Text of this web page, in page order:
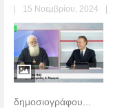
| 15 Νοεμβρίου, 2024 |
δημοσιογράφου...